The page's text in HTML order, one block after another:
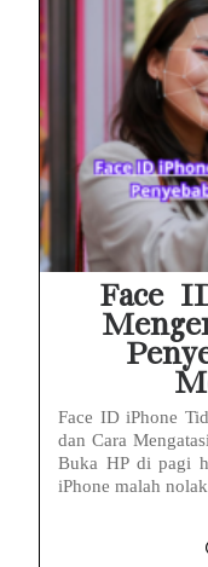
Face
Face ID iPhone
dan Cara
Buka HP di pagi
iPhone malah